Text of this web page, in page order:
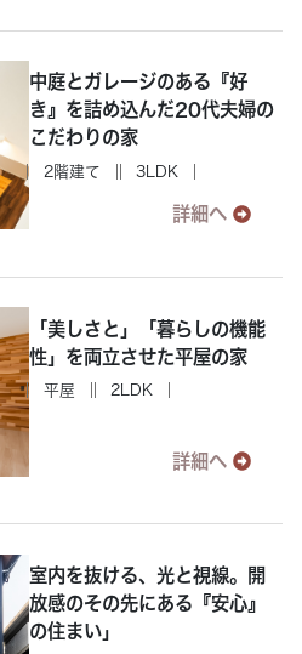
中庭とガレージのある『好
き』を詰め込んだ20代夫婦の
こだわりの家
2階建て 3LDK
詳細へ
「美しさと」「暮らしの機能
性」を両立させた平屋の家
平屋 2LDK
詳細へ
室内を抜ける、光と視線。開
放感のその先にある『安心』
の住まい」